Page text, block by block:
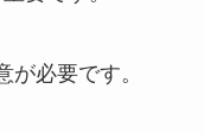
必要です。